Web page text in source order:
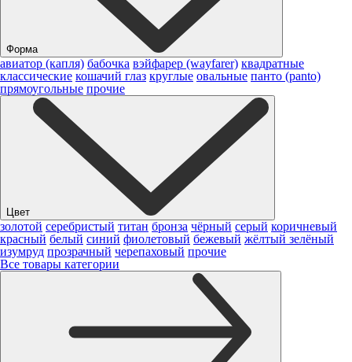
Форма
авиатор (капля) бабочка вэйфарер (wayfarer) квадратные
классические кошачий глаз круглые овальные панто (panto)
прямоугольные прочие
Цвет
золотой серебристый титан бронза чёрный серый коричневый
красный белый синий фиолетовый бежевый жёлтый зелёный
изумруд прозрачный черепаховый прочие
Все товары категории